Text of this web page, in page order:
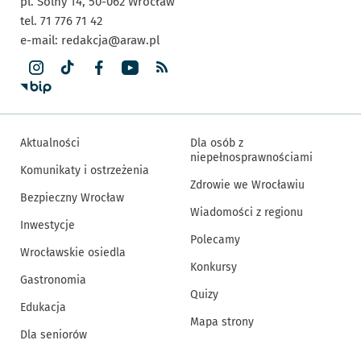
tel. 71 776 71 42
e-mail: redakcja@araw.pl
Aktualności
Komunikaty i ostrzeżenia
Bezpieczny Wrocław
Inwestycje
Wrocławskie osiedla
Gastronomia
Edukacja
Dla seniorów
Dla osób z
niepełnosprawnościami
Zdrowie we Wrocławiu
Wiadomości z regionu
Polecamy
Konkursy
Quizy
Mapa strony